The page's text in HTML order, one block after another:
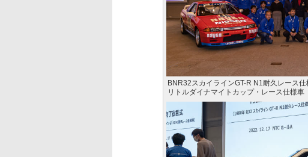
BNR32スカイラインGT-R N1耐久レース
リトルダイナマイトカップ・レース仕様車